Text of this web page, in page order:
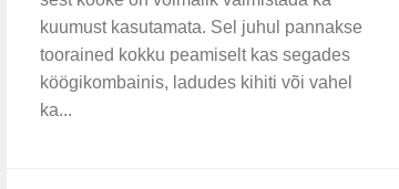
kuumust kasutamata. Sel juhul pannakse
toorained kokku peamiselt kas segades
köögikombainis, ladudes kihiti või vahel
ka...